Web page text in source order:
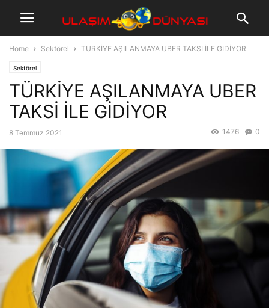
Home Sektörel TÜRKİYE AŞILANMAYA UBER TAKSİ İLE GİDİYOR
Sektörel
TÜRKİYE AŞILANMAYA UBER
TAKSİ İLE GİDİYOR
8 Temmuz 2021 0
1476